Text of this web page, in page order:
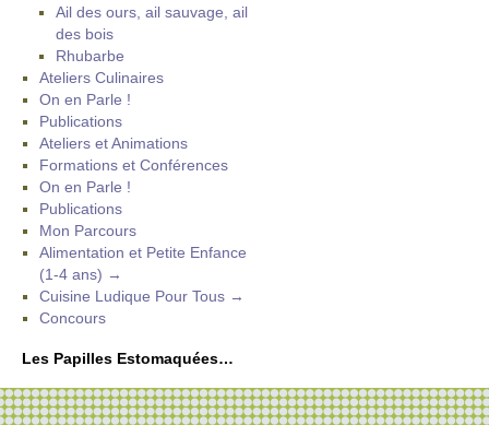
Ail des ours, ail sauvage, ail
des bois
Rhubarbe
Ateliers Culinaires
On en Parle !
Publications
Ateliers et Animations
Formations et Conférences
On en Parle !
Publications
Mon Parcours
Alimentation et Petite Enfance
(1-4 ans) →
Cuisine Ludique Pour Tous →
Concours
Les Papilles Estomaquées…